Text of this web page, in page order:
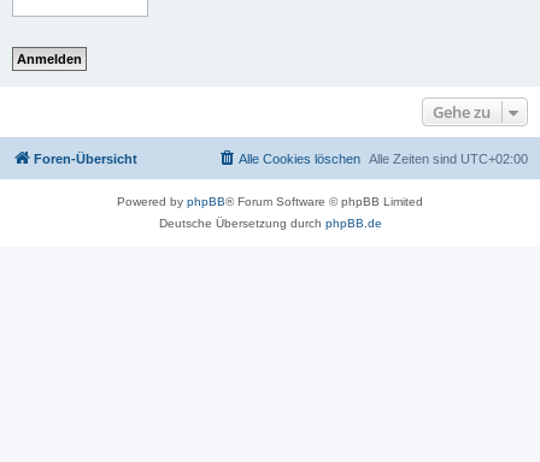
Gehe zu
Foren-Übersicht Alle Zeiten sind UTC+02:00
Alle Cookies löschen
Powered by phpBB® Forum Software © phpBB Limited
Deutsche Übersetzung durch phpBB.de